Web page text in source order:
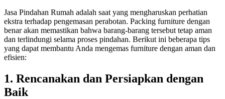
Jasa Pindahan Rumah adalah saat yang mengharuskan perhatian
ekstra terhadap pengemasan perabotan. Packing furniture dengan
benar akan memastikan bahwa barang-barang tersebut tetap aman
dan terlindungi selama proses pindahan. Berikut ini beberapa tips
yang dapat membantu Anda mengemas furniture dengan aman dan
efisien:
1. Rencanakan dan Persiapkan dengan
Baik